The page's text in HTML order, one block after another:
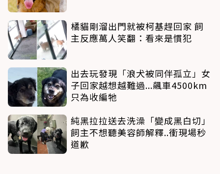
橘貓剛溜出門就被柯基趕回家 飼
主反應萬人笑翻：看來是慣犯
出去玩發現「浪犬被同伴孤立」女
子回家越想越難過...飆車4500km
只為收編牠
純黑拉拉送去洗澡「變成黑白切」
飼主不想聽美容師解釋..衝現場秒
道歉